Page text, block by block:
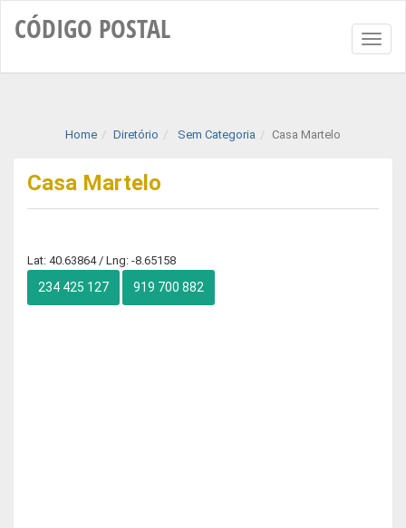
CÓDIGO POSTAL
Home Diretório Sem Categoria Casa Martelo
Casa Martelo
Lat: 40.63864 / Lng: -8.65158
234 425 127 919 700 882